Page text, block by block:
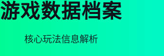
游戏数据档案
核心玩法信息解析